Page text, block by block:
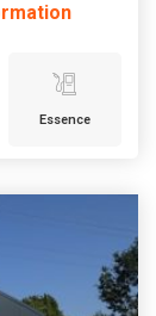
Essence